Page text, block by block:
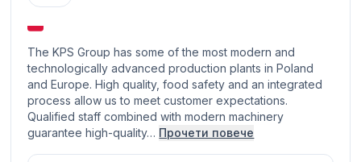
The KPS Group has some of the most modern and
technologically advanced production plants in Poland
and Europe. High quality, food safety and an integrated
process allow us to meet customer expectations.
Qualified staff combined with modern machinery
guarantee high-quality… Прочети повече